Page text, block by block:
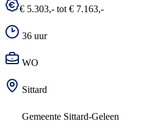
€ 5.303,- tot € 7.163,-
36 uur
WO
Sittard
Gemeente Sittard-Geleen